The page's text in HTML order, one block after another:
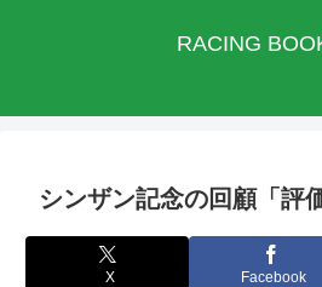
RACING
シンザン記念の回顧「評
X Facebook